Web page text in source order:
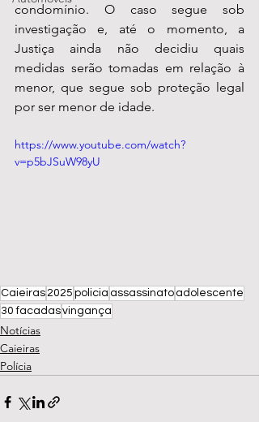
condomínio. O caso segue sob
investigação e, até o momento, a
Justiça ainda não decidiu quais
medidas serão tomadas em relação à
menor, que segue sob proteção legal
por ser menor de idade.
https://www.youtube.com/watch?
v=p5bJSuW98yU
Caieiras 2025 policia assassinato adolescente
30 facadasvingança
Notícias
Caieiras
Polícia